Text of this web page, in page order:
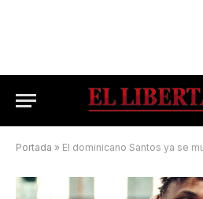
Portada » El dominicano Santos ya se